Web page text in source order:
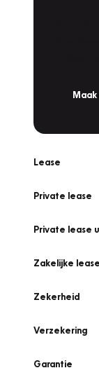
Lease
Private lease
Private lease
Zakelijke lease
Zekerheid
Verzekering
Garantie